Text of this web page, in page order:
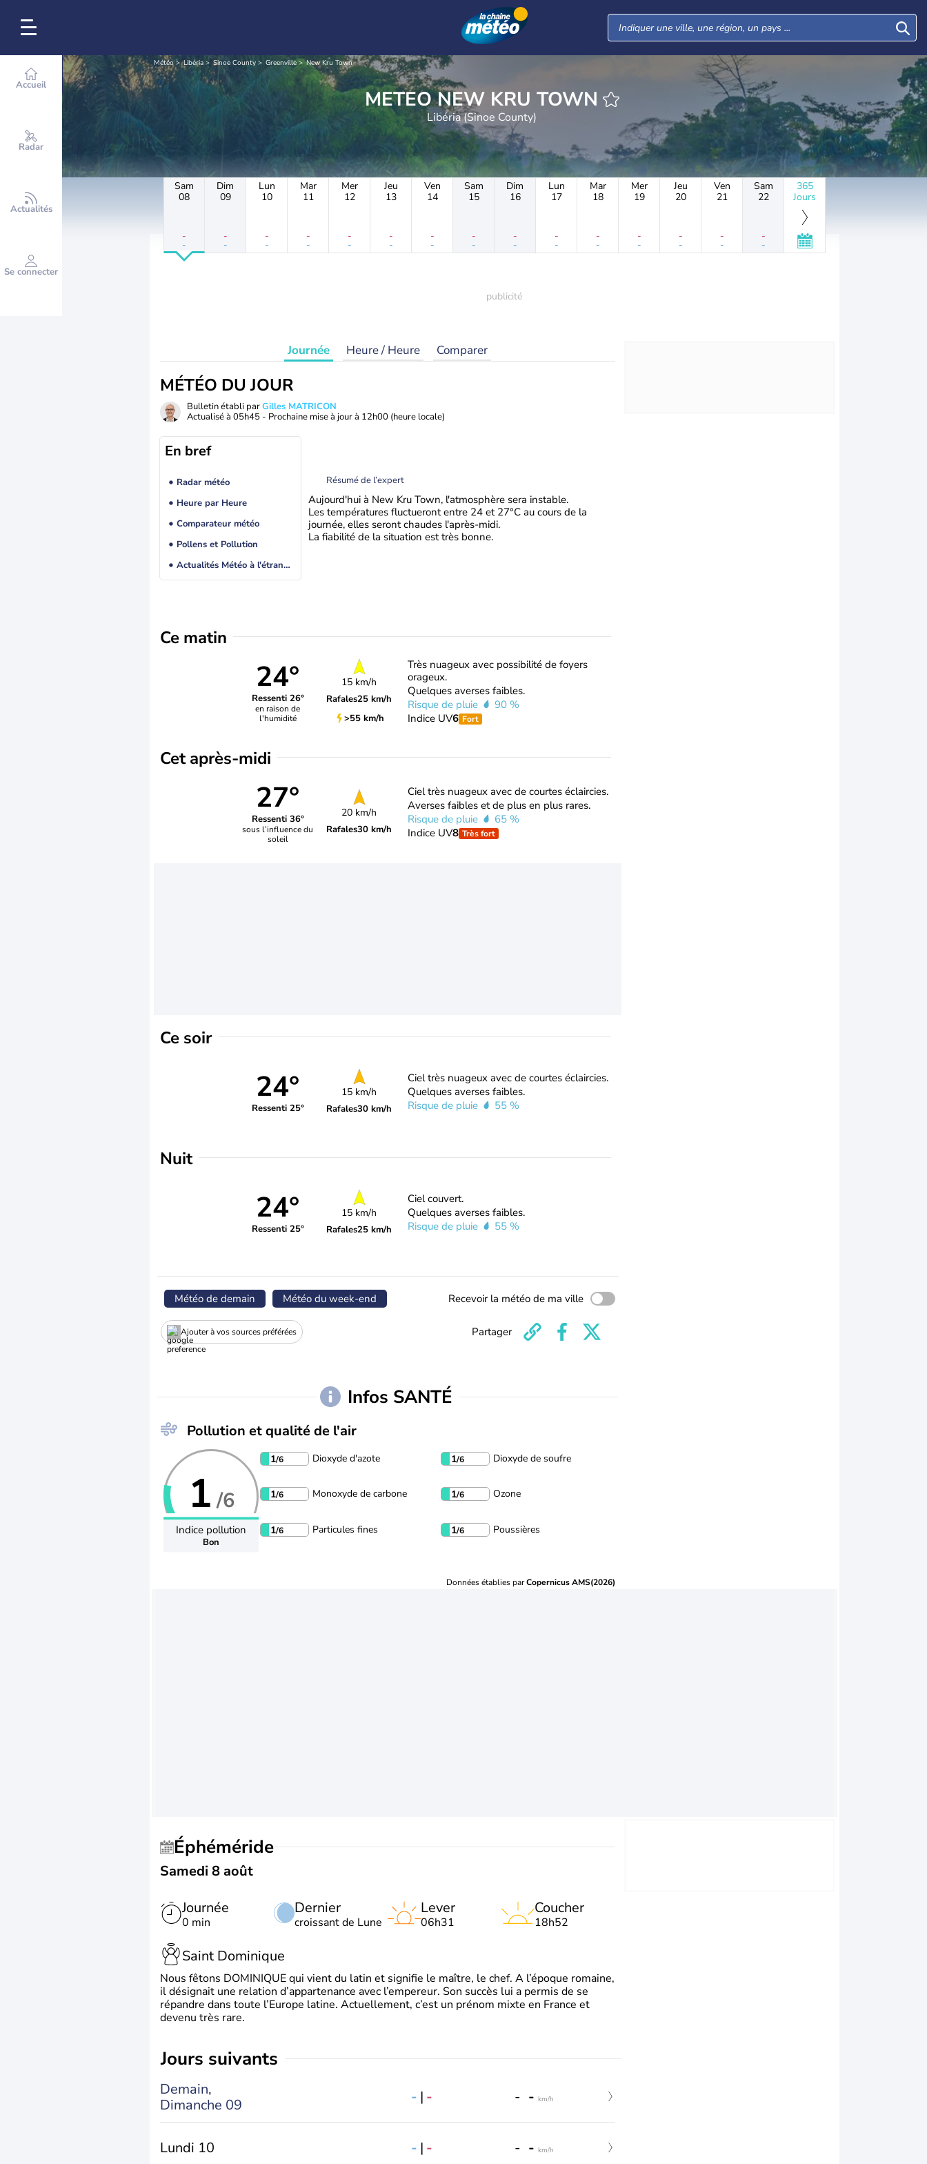
Accueil
Radar
Actualités
Se connecter
Météo Libéria Sinoe County Greenville New Kru Town
METEO NEW KRU TOWN
Libéria (Sinoe County)
Sam
08
-
-
Dim
09
-
-
Lun
10
-
-
Mar
11
-
-
Mer
12
-
-
Jeu
13
-
-
Ven
14
-
-
Sam
15
-
-
Dim
16
-
-
Lun
17
-
-
Mar
18
-
-
Mer
19
-
-
Jeu
20
-
-
Ven
21
-
-
Sam
22
-
-
365
Jours
Journée Heure / Heure Comparer
MÉTÉO DU JOUR
Bulletin établi parGilles MATRICON
Actualisé à 05h45 - Prochaine mise à jour à 12h00 (heure locale)
En bref
Radar météo
Heure par Heure
Comparateur météo
Pollens et Pollution
Actualités Météo à l'étranger
Résumé de l’expert
Aujourd'hui à New Kru Town, l'atmosphère sera instable.
Les températures fluctueront entre 24 et 27°C au cours de la
journée, elles seront chaudes l'après-midi.
La fiabilité de la situation est très bonne.
Ce matin
24°
Ressenti 26°
en raison de
l'humidité
15 km/h
Rafales25 km/h
>55 km/h
Très nuageux avec possibilité de foyers
orageux.
Quelques averses faibles.
Risque de pluie
90 %
Indice UV6 Fort
Cet après-midi
27°
Ressenti 36°
sous l’influence du
soleil
20 km/h
Rafales30 km/h
Ciel très nuageux avec de courtes éclaircies.
Averses faibles et de plus en plus rares.
Risque de pluie
65 %
Indice UV8 Très fort
Ce soir
24°
Ressenti 25°
15 km/h
Rafales30 km/h
Ciel très nuageux avec de courtes éclaircies.
Quelques averses faibles.
Risque de pluie
55 %
Nuit
24°
Ressenti 25°
15 km/h
Rafales25 km/h
Ciel couvert.
Quelques averses faibles.
Risque de pluie
55 %
Météo de demain Météo du week-end Recevoir la météo de ma ville
Ajouter à vos sources préférées Partager
Infos SANTÉ
Pollution et qualité de l'air
1 /6
Indice pollution
Bon
1/6 Dioxyde d'azote 1/6 Dioxyde de soufre
1/6 Monoxyde de carbone 1/6 Ozone
1/6 Particules fines 1/6 Poussières
Données établies parCopernicus AMS(2026)
Éphéméride
Samedi 8 août
Journée
0 min
Dernier
croissant de Lune
Lever
06h31
Coucher
18h52
Saint Dominique
Nous fêtons DOMINIQUE qui vient du latin et signifie le maître, le chef. A l’époque romaine,
il désignait une relation d’appartenance avec l’empereur. Son succès lui a permis de se
répandre dans toute l’Europe latine. Actuellement, c’est un prénom mixte en France et
devenu très rare.
jours suivants
Demain,
Dimanche 09
- | - - - km/h
Lundi 10 - | - - - km/h